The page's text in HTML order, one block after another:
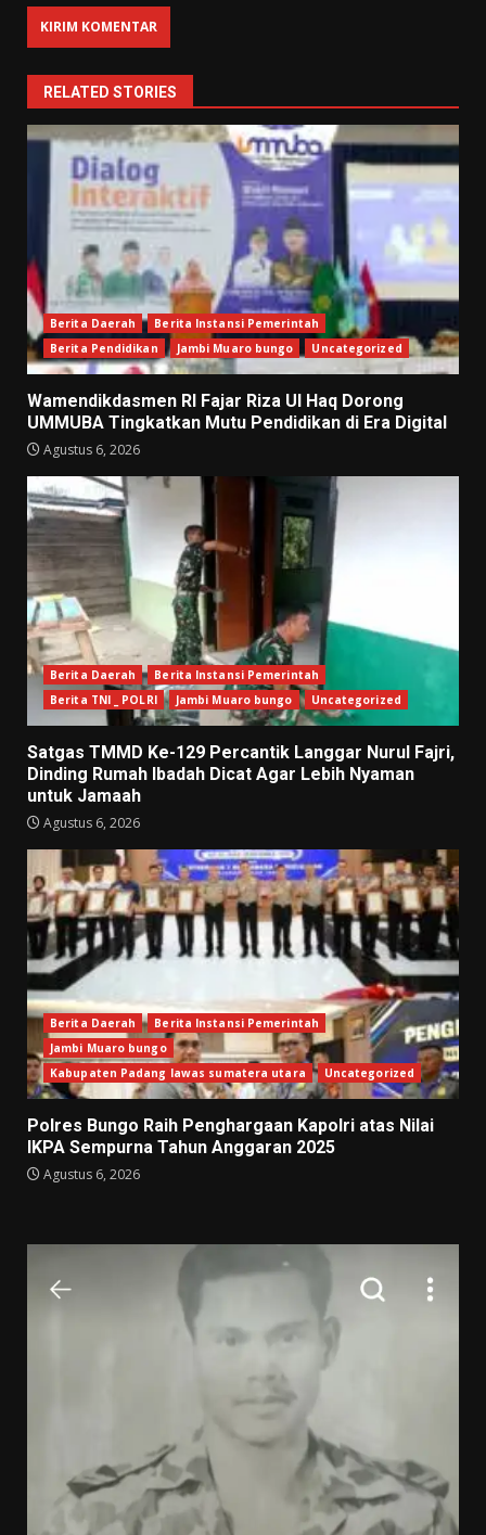
RELATED STORIES
Berita Daerah
Berita Instansi Pemerintah
Berita Pendidikan
Jambi Muaro bungo Uncategorized
Wamendikdasmen RI Fajar Riza Ul Haq Dorong
UMMUBA Tingkatkan Mutu Pendidikan di Era Digital
Agustus 6, 2026
Berita Daerah
Berita Instansi Pemerintah
Berita TNI _ POLRI
Jambi Muaro bungo Uncategorized
Satgas TMMD Ke-129 Percantik Langgar Nurul Fajri,
Dinding Rumah Ibadah Dicat Agar Lebih Nyaman
untuk Jamaah
Agustus 6, 2026
Berita Daerah
Berita Instansi Pemerintah
Jambi Muaro bungo
Kabupaten Padang lawas sumatera utara
Uncategorized
Polres Bungo Raih Penghargaan Kapolri atas Nilai
IKPA Sempurna Tahun Anggaran 2025
Agustus 6, 2026